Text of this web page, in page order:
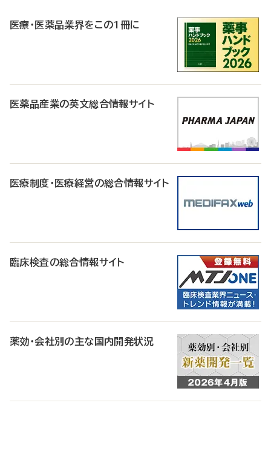
医療・医薬品業界をこの1冊に
医薬品産業の英文総合情報サイト
医療制度・医療経営の総合情報サイト
臨床検査の総合情報サイト
薬効・会社別の主な国内開発状況